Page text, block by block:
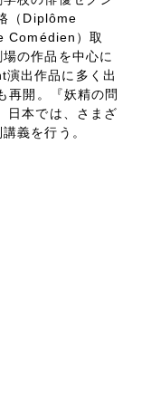
（Diplôme
）取
の作品を中心に
出作品に多く出
再開。『妖精の問
日本では、さまざ
義を行う。